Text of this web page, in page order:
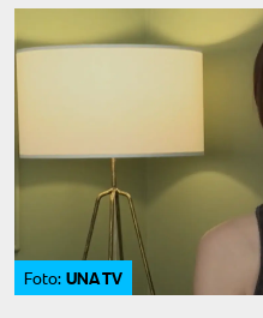
Foto: UNA TV